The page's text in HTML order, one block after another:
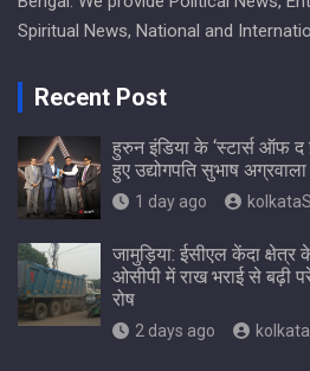
Spiritual News, National and
Recent Post
हुरुन इंडिया के ‘स्टार्स ऑफ
हुए उद्योगपति सुभाष अग्रवाला
1 day ago
जामुड़िया: ईसीएल केंदा क्षेत्र
ओसीपी में राख भराई से बढ़ी
रोष
2 days ago